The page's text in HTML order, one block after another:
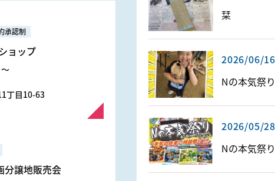
栞
2026/06/16
Nの本気祭
2026/05/28
Nの本気祭
承認制
ョップ
丁目10-63
分譲地販売会